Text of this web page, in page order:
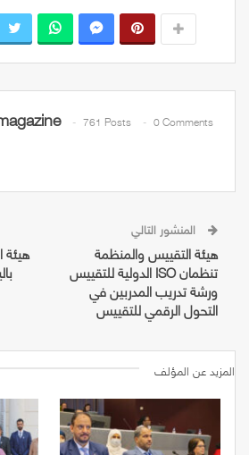
761 Posts 0 Comments
هيئة هيئة التقييس والمنظمة
الدولية للتقييس ISO تنظمان
ورشة تدريب المدربين في
التحول الرقمي للتقييس
المزيد عن المؤلف